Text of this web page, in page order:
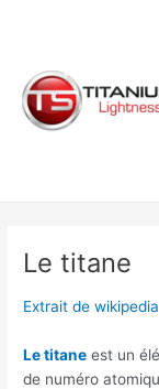
Le titane
Extrait de wikipedia
Le titane est un
de numéro